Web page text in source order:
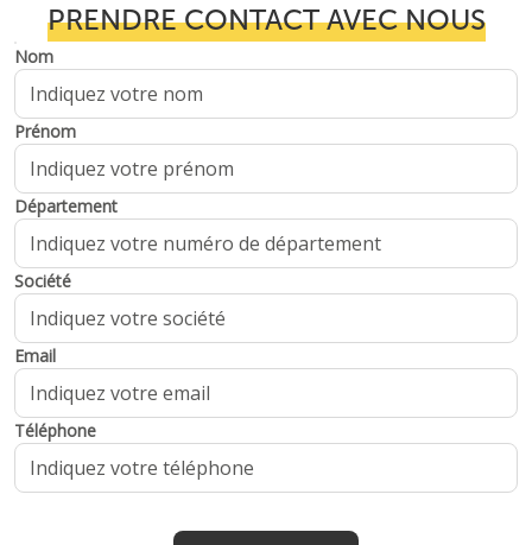
PRENDRE CONTACT AVEC NOUS
Nom
Prénom
Département
Société
Email
Téléphone